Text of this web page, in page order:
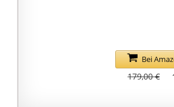
Elegance von
Geschenkidee;
Bei
179,00 €